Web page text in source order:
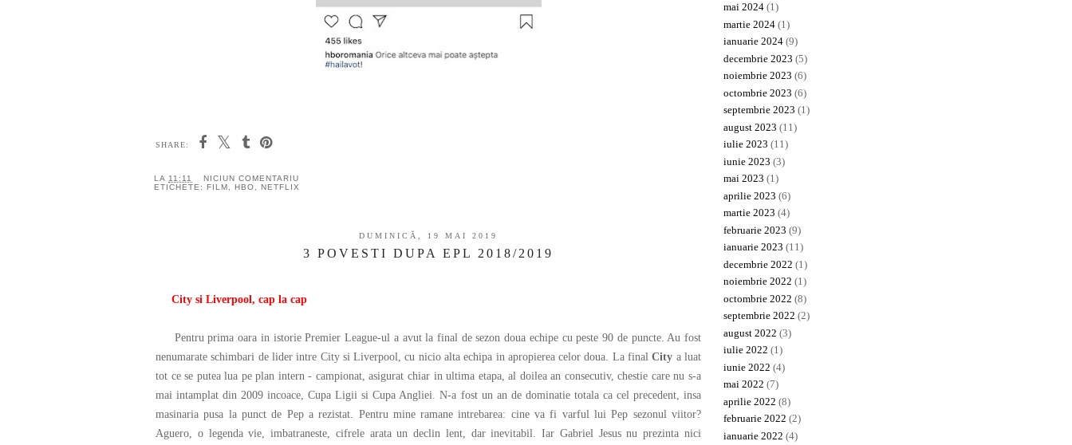
SHARE:
LA 11:11
NICIUN COMENTARIU
ETICHETE: FILM HBO NETFLIX
DUMINICĂ, 19 MAI 2019
3 POVESTI DUPA EPL 2018/2019
City si Liverpool, cap la cap
Pentru prima oara in istorie Premier League-ul a avut la final de sezon doua echipe cu peste 90 de puncte. Au fost
nenumarate schimbari de lider intre City si Liverpool, cu nicio alta echipa in apropierea celor doua. La finalCity a luat
tot ce se putea lua pe plan intern - campionat, asigurat chiar in ultima etapa, al doilea an consecutiv, chestie care nu s-a
mai intamplat din 2009 incoace, Cupa Ligii si Cupa Angliei. N-a fost un an de dominatie totala ca cel precedent, insa
masinaria pusa la punct de Pep a rezistat. Pentru mine ramane intrebarea: cine va fi varful lui Pep sezonul viitor?
Aguero, o legenda vie, imbatraneste, cifrele arata un declin lent, dar inevitabil. Iar Gabriel Jesus nu prezinta nici
mai 2024 (1)
martie 2024 (1)
ianuarie 2024 (9)
decembrie 2023 (5)
noiembrie 2023 (6)
octombrie 2023 (6)
septembrie 2023 (1)
august 2023 (11)
iulie 2023 (11)
iunie 2023 (3)
mai 2023 (1)
aprilie 2023 (6)
martie 2023 (4)
februarie 2023 (9)
ianuarie 2023 (11)
decembrie 2022 (1)
noiembrie 2022 (1)
octombrie 2022 (8)
septembrie 2022 (2)
august 2022 (3)
iulie 2022 (1)
iunie 2022 (4)
mai 2022 (7)
aprilie 2022 (8)
februarie 2022 (2)
ianuarie 2022 (4)